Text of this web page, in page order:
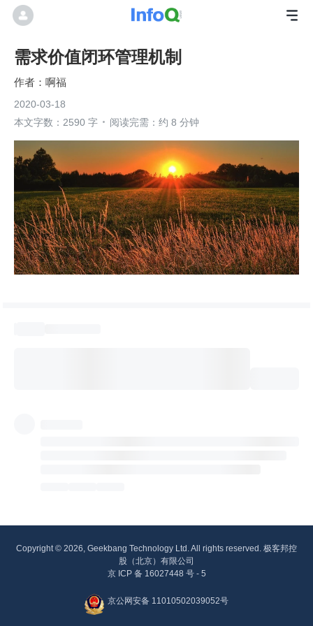
需求价值闭环管理机制
啊福
2020-03-18
本文字数：2590 字
阅读完需：约 8 分钟
Copyright © 2026, Geekbang Technology Ltd. All rights reserved. 极客邦控
股（北京）有限公司
京 ICP 备 16027448 号 - 5
京公网安备 11010502039052号